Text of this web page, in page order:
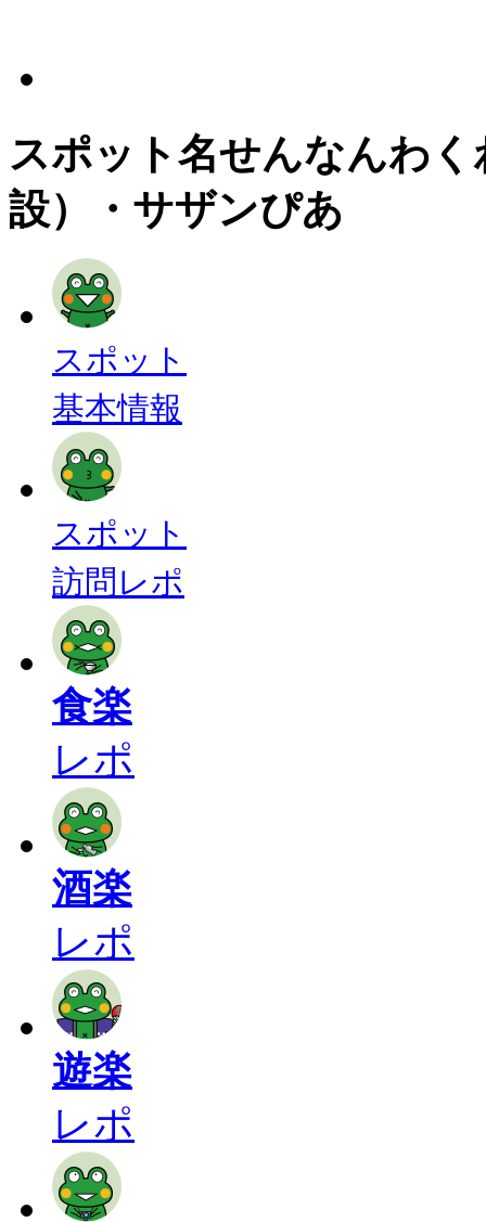
スポット名せんなんわく
設）・サザンぴあ
スポット
基本情報
スポット
訪問レポ
食楽
レポ
酒楽
レポ
遊楽
レポ